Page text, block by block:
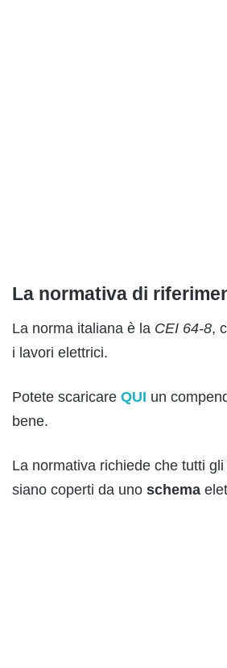
La normativa di
La norma italiana è la CEI 64-8,
i lavori elettrici.
Potete scaricare QUI un
bene.
La normativa richiede che tutti
siano coperti da uno schema